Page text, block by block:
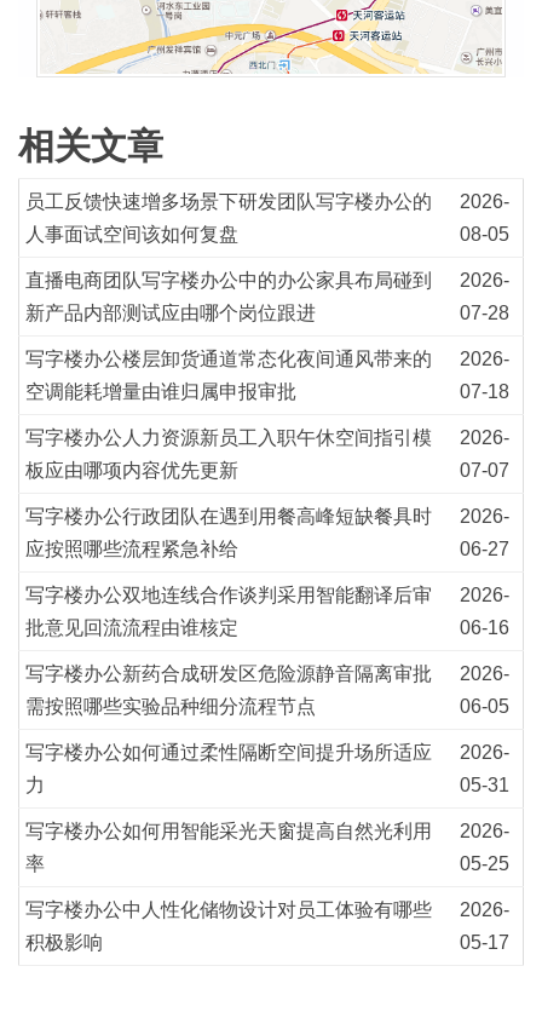
相关文章
员工反馈快速增多场景下研发团队写字楼办公的
人事面试空间该如何复盘
2026-
08-05
直播电商团队写字楼办公中的办公家具布局碰到
新产品内部测试应由哪个岗位跟进
2026-
07-28
写字楼办公楼层卸货通道常态化夜间通风带来的
空调能耗增量由谁归属申报审批
2026-
07-18
写字楼办公人力资源新员工入职午休空间指引模
板应由哪项内容优先更新
2026-
07-07
写字楼办公行政团队在遇到用餐高峰短缺餐具时
应按照哪些流程紧急补给
2026-
06-27
写字楼办公双地连线合作谈判采用智能翻译后审
批意见回流流程由谁核定
2026-
06-16
写字楼办公新药合成研发区危险源静音隔离审批
需按照哪些实验品种细分流程节点
2026-
06-05
写字楼办公如何通过柔性隔断空间提升场所适应
力
2026-
05-31
写字楼办公如何用智能采光天窗提高自然光利用
率
2026-
05-25
写字楼办公中人性化储物设计对员工体验有哪些
积极影响
2026-
05-17